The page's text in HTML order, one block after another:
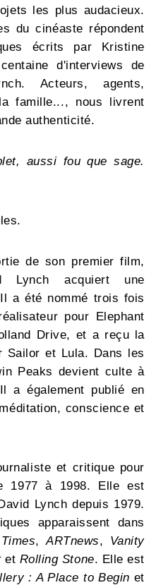
les plus audacieux.
du cinéaste répondent
écrits par Kristine
d'interviews de
Acteurs, agents,
famille..., nous livrent
authenticité.
aussi fou que sage.
de son premier film,
Lynch acquiert une
a été nommé trois fois
pour Elephant
Drive, et a reçu la
Sailor et Lula. Dans les
Peaks devient culte à
a également publié en
conscience et
et critique pour
1977 à 1998. Elle est
Lynch depuis 1979.
apparaissent dans
,ARTnews, Vanity
et Rolling Stone. Elle est
: A Place to Begin et